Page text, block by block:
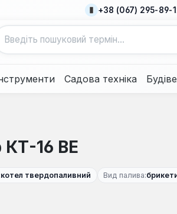
+38 (067) 295-89-
Садова техніка
КТ-16 ВЕ
котел твердопаливний Вид палива: